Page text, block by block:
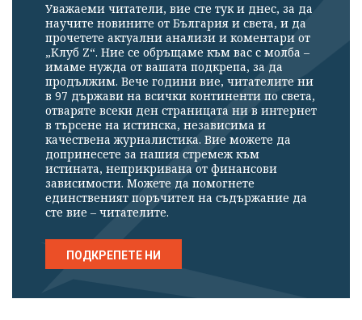
Уважаеми читатели, вие сте тук и днес, за да
научите новините от България и света, и да
прочетете актуални анализи и коментари от
„Клуб Z“. Ние се обръщаме към вас с молба –
имаме нужда от вашата подкрепа, за да
продължим. Вече години вие, читателите ни
в 97 държави на всички континенти по света,
отваряте всеки ден страницата ни в интернет
в търсене на истинска, независима и
качествена журналистика. Вие можете да
допринесете за нашия стремеж към
истината, неприкривана от финансови
зависимости. Можете да помогнете
единственият поръчител на съдържание да
сте вие – читателите.
ПОДКРЕПЕТЕ НИ